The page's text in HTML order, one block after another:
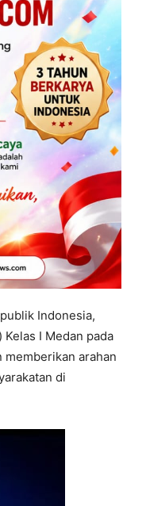
Indonesia,
I Medan pada
memberikan arahan
di